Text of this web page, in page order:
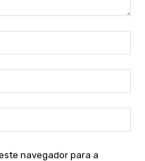
navegador para a